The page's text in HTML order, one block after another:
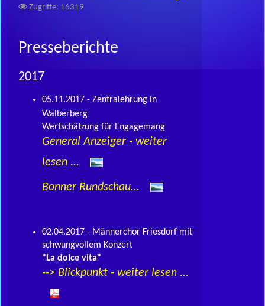
Zugriffe: 16319
Presseberichte
2017
05.11.2017 - Zentralehrung in
Walberberg
Wertschätzung für Engagemang
General Anzeiger - weiter
lesen ...
Bonner Rundschau...
02.04.2017 - Männerchor Friesdorf mit
schwungvollem Konzert
"La dolce vita"
--> Blickpunkt - weiter lesen ...